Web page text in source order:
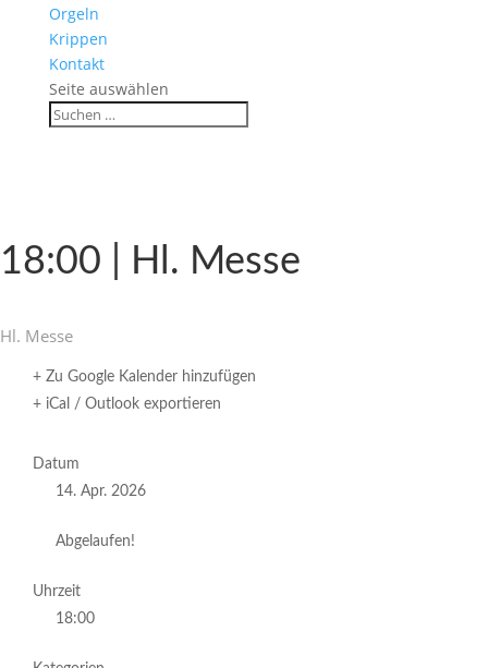
Orgeln
Krippen
Kontakt
Seite auswählen
18:00 | Hl. Messe
Hl. Messe
+ Zu Google Kalender hinzufügen
+ iCal / Outlook exportieren
Datum
14. Apr. 2026
Abgelaufen!
Uhrzeit
18:00